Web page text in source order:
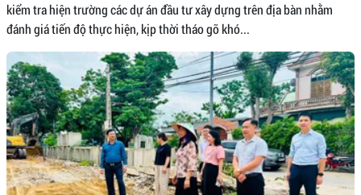
kiểm tra hiện trường các dự án đầu tư xây dựng trên địa bàn nhằm
đánh giá tiến độ thực hiện, kịp thời tháo gỡ khó...